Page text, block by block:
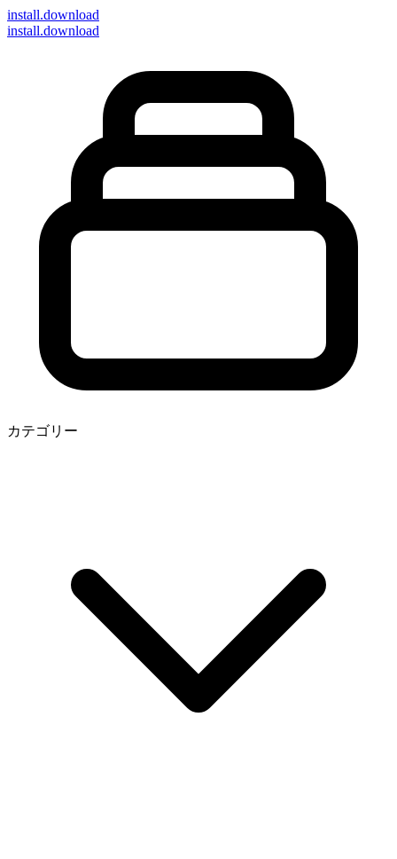
install.download
install.download
カテゴリー